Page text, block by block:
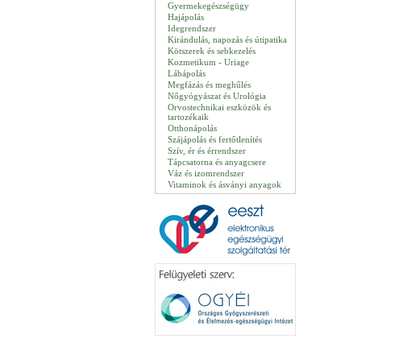
Gyermekegészségügy
Hajápolás
Idegrendszer
Kirándulás, napozás és útipatika
Kötszerek és sebkezelés
Kozmetikum - Uriage
Lábápolás
Megfázás és meghűlés
Nőgyógyászat és Urológia
Orvostechnikai eszközök és
tartozékaik
Otthonápolás
Szájápolás és fertőtlenítés
Szív, ér és érrendszer
Tápcsatorna és anyagcsere
Váz és izomrendszer
Vitaminok és ásványi anyagok